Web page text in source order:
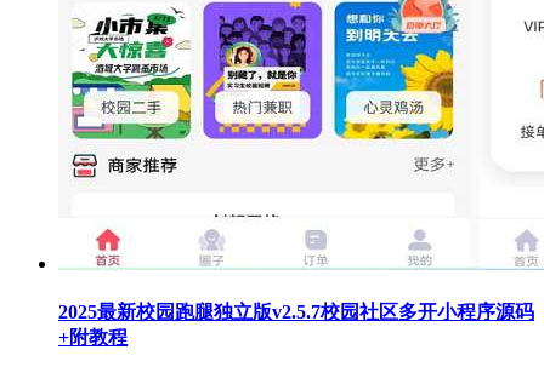
2025最新校园跑腿独立版v2.5.7校园社区多开小程序源码
+附教程